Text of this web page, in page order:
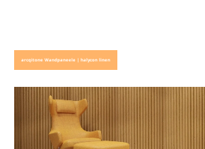
arcqitone Wandpaneele | halycon linen